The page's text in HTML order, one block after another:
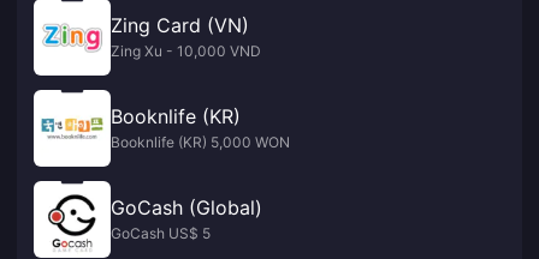
Zing Card (VN)
Zing Xu - 10,000 VND
Booknlife (KR)
Booknlife (KR) 5,000 WON
GoCash (Global)
GoCash US$ 5